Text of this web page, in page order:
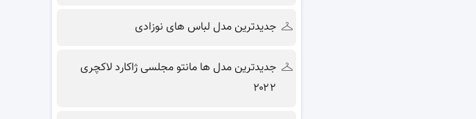
جدیدترین مدل لباس های نوزادی
جدیدترین مدل ها مانتو مجلسی ژاکارد لاکچری
۲۰۲۲